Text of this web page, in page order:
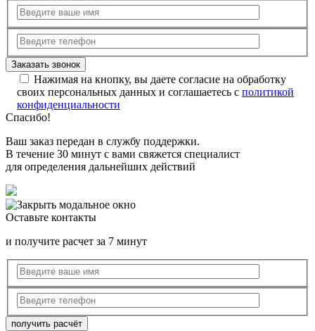
Нажимая на кнопку, вы даете согласие на обработку
своих персональных данных и соглашаетесь с политикой
конфиденциальности
Спасибо!
Ваш заказ передан в службу поддержки.
В течение 30 минут с вами свяжется специалист
для определения дальнейших действий
Оставьте контакты
и получите расчет за 7 минут